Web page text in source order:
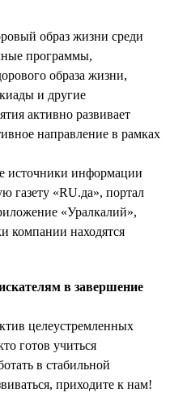
образ жизни среди
программы,
образа жизни,
и другие
активно развивает
направление в рамках
источники информации
газету «RU.да», портал
«Уралкалий»,
компании находятся
в завершение
целеустремленных
готов учиться
в стабильной
приходите к нам!